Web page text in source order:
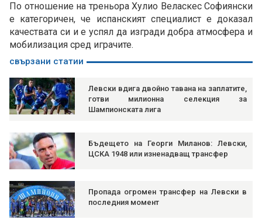
По отношение на треньора Хулио Веласкес Софиянски
е категоричен, че испанският специалист е доказал
качествата си и е успял да изгради добра атмосфера и
мобилизация сред играчите.
свързани статии
Левски вдига двойно тавана на заплатите,
готви милионна селекция за
Шампионската лига
Бъдещето на Георги Миланов: Левски,
ЦСКА 1948 или изненадващ трансфер
Пропада огромен трансфер на Левски в
последния момент